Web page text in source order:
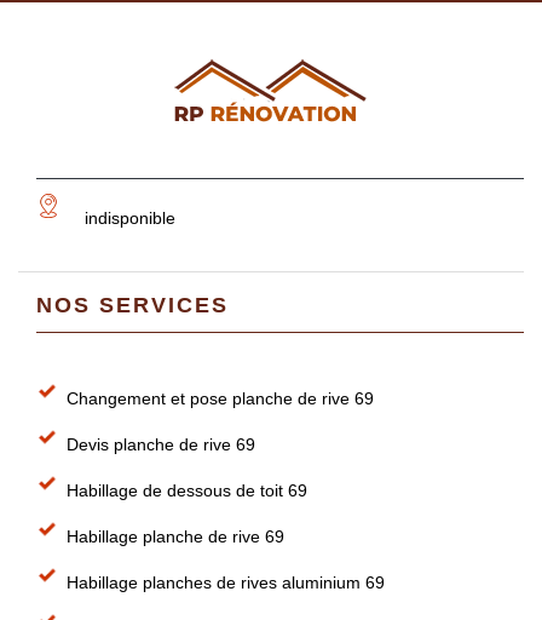
indisponible
NOS SERVICES
Changement et pose planche de rive 69
Devis planche de rive 69
Habillage de dessous de toit 69
Habillage planche de rive 69
Habillage planches de rives aluminium 69